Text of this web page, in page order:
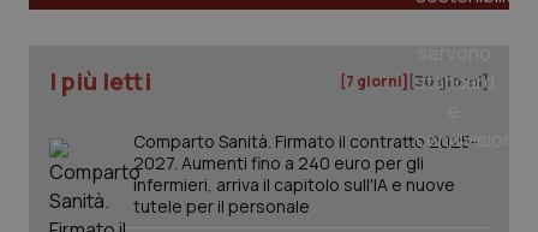
I più letti [7 giorni] [30 giorni]
Comparto Sanità. Firmato il contratto 2025-
2027. Aumenti fino a 240 euro per gli
infermieri, arriva il capitolo sull'IA e nuove
tutele per il personale
tracking-sites-ironfish-
www.quotidianosanita.it
tracking-sites-ironfish-
session-id
www.quotidianosanita.it